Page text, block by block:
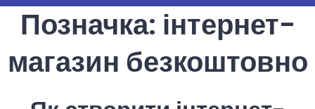
Позначка: інтернет-
магазин безкоштовно